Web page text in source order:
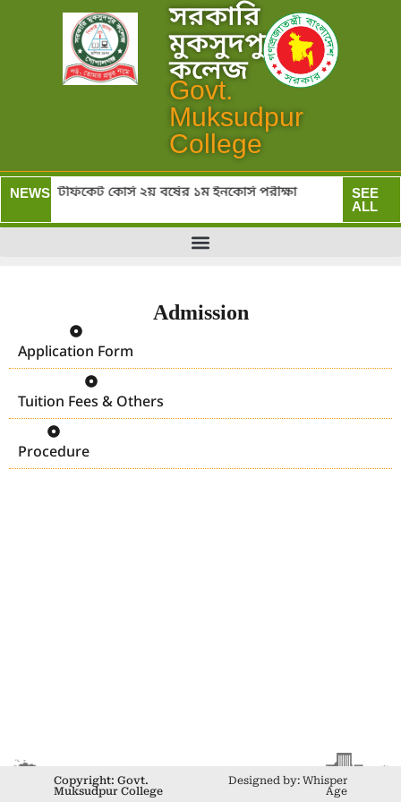
সরকারি
মুকসুদপুর
কলেজ
Govt.
Muksudpur
College
NEWS:
ও সার্টিফিকেট কোর্স ২য় বর্ষের ১ম ইনকোর্স পরীক্ষা
SEE
ALL
Admission
Application Form
Tuition Fees & Others
Procedure
Copyright: Govt.
Muksudpur College
Designed by: Whisper
Age